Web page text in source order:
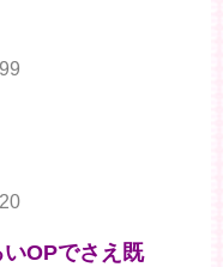
OPでさえ既